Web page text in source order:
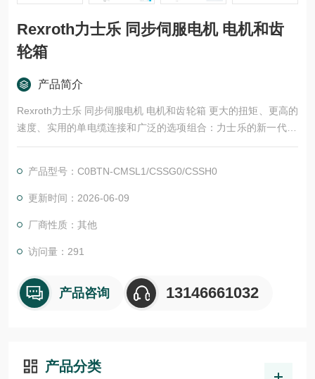
Rexroth力士乐 同步伺服电机 电机和齿
轮箱
产品简介
Rexroth力士乐 同步伺服电机 电机和齿轮箱 更大的扭矩、更高的
速度、实用的单电缆连接和广泛的选项组合：力士乐的新一代 M
S2N 电机将高动态性与紧凑的尺寸和优良能源效率相结合。低惯
智能解决方案，MS2N 电机用作数据源。
产品型号：C0BTN-CMSL1/CSSG0/CSSH0
更新时间：2026-06-09
厂商性质：其他
访问量：291
产品咨询 13146661032
产品分类